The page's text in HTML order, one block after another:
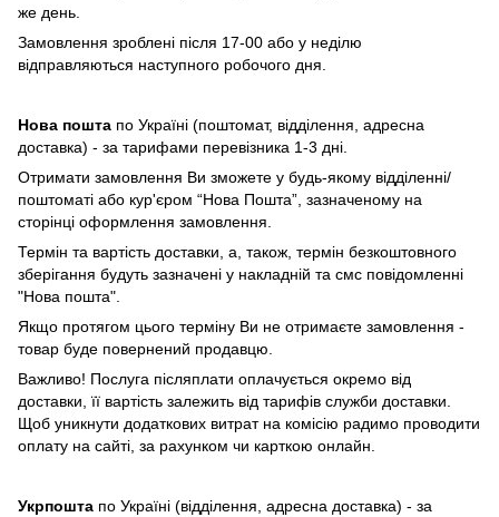
же день.
Замовлення зроблені після 17-00 або у неділю
відправляються наступного робочого дня.
Нова пошта по Україні (поштомат, відділення, адресна
доставка) - за тарифами перевізника 1-3 дні.
Отримати замовлення Ви зможете у будь-якому відділенні/
поштоматі або кур'єром “Нова Пошта”, зазначеному на
сторінці оформлення замовлення.
Термін та вартість доставки, а, також, термін безкоштовного
зберігання будуть зазначені у накладній та смс повідомленні
"Нова пошта".
Якщо протягом цього терміну Ви не отримаєте замовлення -
товар буде повернений продавцю.
Важливо! Послуга післяплати оплачується окремо від
доставки, її вартість залежить від тарифів служби доставки.
Щоб уникнути додаткових витрат на комісію радимо проводити
оплату на сайті, за рахунком чи карткою онлайн.
Укрпошта по Україні (відділення, адресна доставка) - за